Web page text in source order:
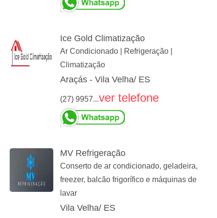
Ice Gold Climatização
Ar Condicionado | Refrigeração |
Climatização
Araçás - Vila Velha/ ES
(27) 9957...ver telefone
MV Refrigeração
Conserto de ar condicionado, geladeira,
freezer, balcão frigorífico e máquinas de
lavar
Vila Velha/ ES